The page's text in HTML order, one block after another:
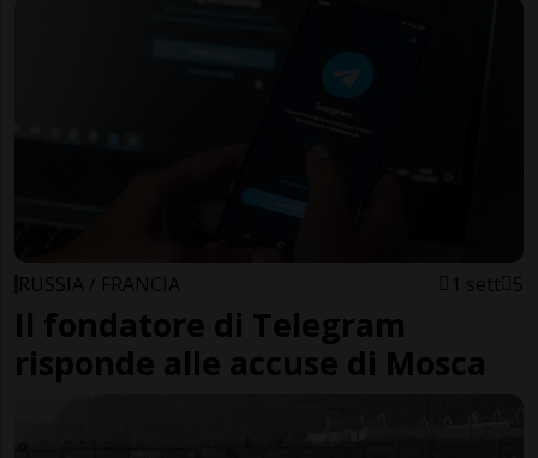
RUSSIA / FRANCIA 1 sett 5
Il fondatore di Telegram
risponde alle accuse di Mosca